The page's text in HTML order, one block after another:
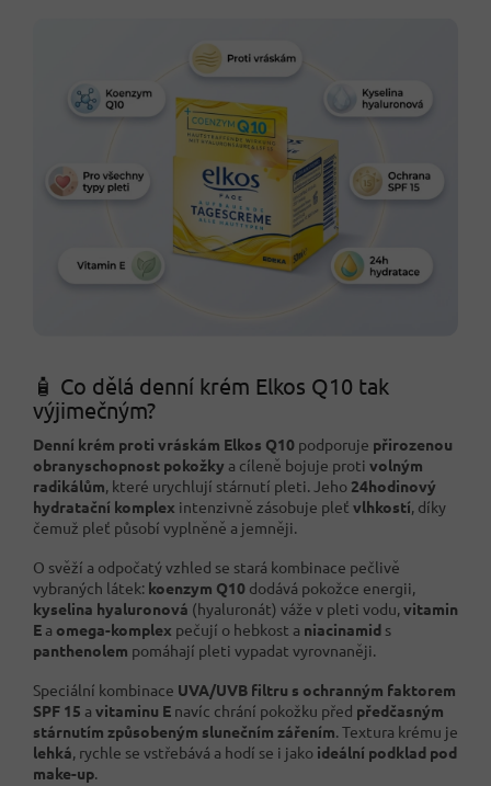
🧴 Co dělá denní krém Elkos Q10 tak
výjimečným?
Denní krém proti vráskám Elkos Q10 podporuje přirozenou
obranyschopnost pokožky a cíleně bojuje proti volným
radikálům, které urychlují stárnutí pleti. Jeho 24hodinový
hydratační komplex intenzivně zásobuje pleť vlhkostí, díky
čemuž pleť působí vyplněně a jemněji.
O svěží a odpočatý vzhled se stará kombinace pečlivě
vybraných látek: koenzym Q10 dodává pokožce energii,
kyselina hyaluronová (hyaluronát) váže v pleti vodu,vitamin
E a omega-komplex pečují o hebkost a niacinamid s
panthenolem pomáhají pleti vypadat vyrovnaněji.
Speciální kombinace UVA/UVB filtru s ochranným faktorem
SPF 15 a vitaminu E navíc chrání pokožku před předčasným
stárnutím způsobeným slunečním zářením. Textura krému je
lehká, rychle se vstřebává a hodí se i jako ideální podklad pod
make-up.